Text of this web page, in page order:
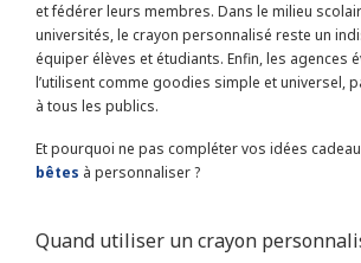
et fédérer leurs membres. Dans le milieu
universités, le crayon personnalisé reste un
équiper élèves et étudiants. Enfin, les agences
l’utilisent comme goodies simple et universel,
à tous les publics.
Et pourquoi ne pas compléter vos idées
bêtes à personnaliser ?
Quand utiliser un crayon